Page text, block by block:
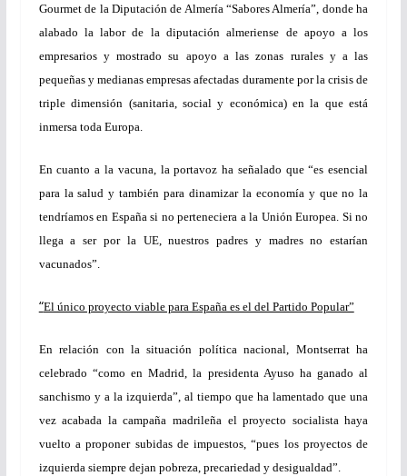
Gourmet de la Diputación de Almería “Sabores Almería”, donde ha
alabado la labor de la diputación almeriense de apoyo a los
empresarios y mostrado su apoyo a las zonas rurales y a las
pequeñas y medianas empresas afectadas duramente por la crisis de
triple dimensión (sanitaria, social y económica) en la que está
inmersa toda Europa.
En cuanto a la vacuna, la portavoz ha señalado que “es esencial
para la salud y también para dinamizar la economía y que no la
tendríamos en España si no perteneciera a la Unión Europea. Si no
llega a ser por la UE, nuestros padres y madres no estarían
vacunados”.
“El único proyecto viable para España es el del Partido Popular”
En relación con la situación política nacional, Montserrat ha
celebrado “como en Madrid, la presidenta Ayuso ha ganado al
sanchismo y a la izquierda”, al tiempo que ha lamentado que una
vez acabada la campaña madrileña el proyecto socialista haya
vuelto a proponer subidas de impuestos, “pues los proyectos de
izquierda siempre dejan pobreza, precariedad y desigualdad”.